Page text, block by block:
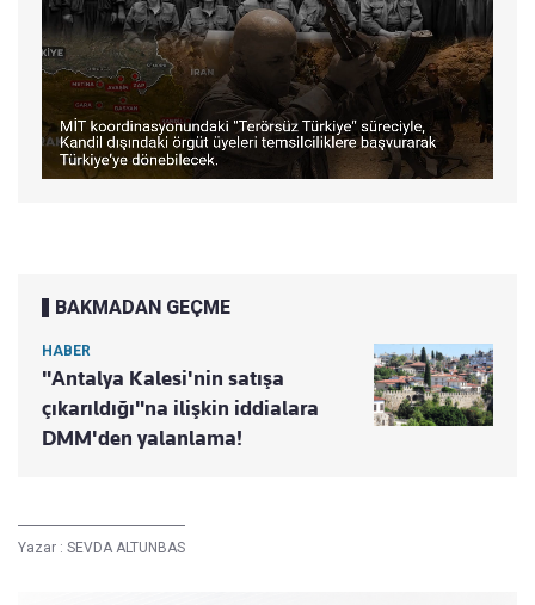
BAKMADAN GEÇME
HABER
"Antalya Kalesi'nin satışa
çıkarıldığı"na ilişkin iddialara
DMM'den yalanlama!
Yazar : SEVDA ALTUNBAS